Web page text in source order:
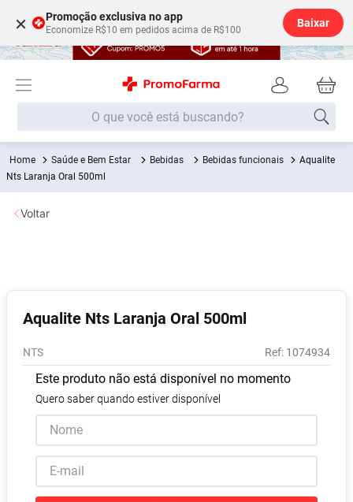
× Promoção exclusiva no app
Economize R$10 em pedidos acima de R$100
Baixar
O que você está buscando?
Saúde e Bem Estar Bebidas Bebidas funcionais
Aqualite
Nts Laranja Oral 500ml
Aqualite Nts Laranja Oral 500ml
NTS : 1074934
Este produto não está disponível no momento
Quero saber quando estiver disponível
Voltar
Termos mais buscados
1º Fralda
2
6º Shampoo
8 Pampers Confort Sec
9º Vitamina D
10 º